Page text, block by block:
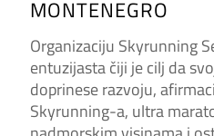
MONTENEGRO
Organizaciju Skyrunning
entuzijasta čiji je cilj da
doprinese razvoju,
Skyrunning-a, ultra